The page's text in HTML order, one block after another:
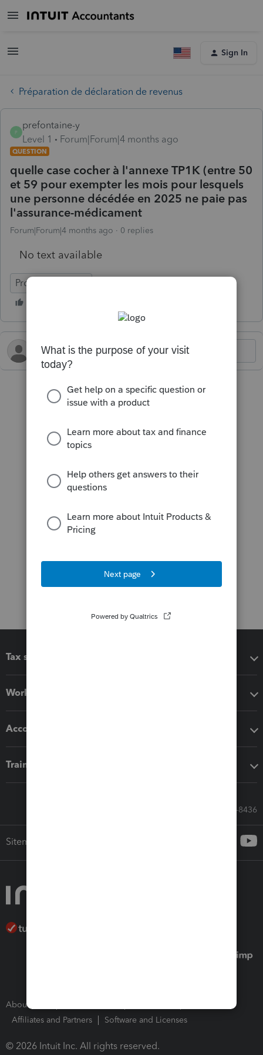
Sign In
Préparation de déclaration de revenus
P
prefontaine-y
Level 1
Forum|Forum|4 months ago
QUESTION
quelle case cocher à l'annexe TP1K (entre 50
et 59 pour exempter les mois pour lesquels
une personne décédée en 2025 ne paie pas
l'assurance-médicament
Forum|Forum|4 months ago 0 replies
No text available
ProFile (Canada)
Tax software
Workflow add-ons
Accounting solutions
Training & support
Call Sales: 833-564-8436
Sitemap
About Intuit
Affiliates and Partners
Software and Licenses
© 2026 Intuit Inc. All rights reserved.